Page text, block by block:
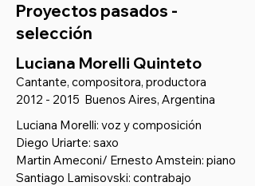
Proyectos pasados -
selección
Luciana Morelli Quinteto
Cantante, compositora, productora
2012 - 2015 Buenos Aires, Argentina
Luciana Morelli: voz y composición
Diego Uriarte: saxo
Martin Ameconi/ Ernesto Amstein: piano
Santiago Lamisovski: contrabajo